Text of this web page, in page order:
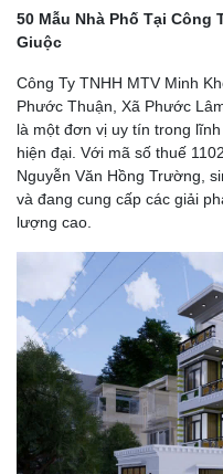
50 Mẫu Nhà Phố Tại Công
Giuộc
Công Ty TNHH MTV Minh
Phước Thuận, Xã Phước
là một đơn vị uy tín trong
hiện đại. Với mã số thuế
Nguyễn Văn Hồng Trường,
và đang cung cấp các giải
lượng cao.